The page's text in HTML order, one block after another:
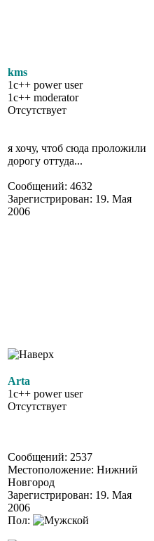
kms
1c++ power user
1c++ moderator
Отсутствует
я хочу, чтоб сюда проложили
дорогу оттуда...
Сообщений: 4632
Зарегистрирован: 19. Мая
2006
Arta
1c++ power user
Отсутствует
Сообщений: 2537
Местоположение: Нижний
Новгород
Зарегистрирован: 19. Мая
2006
Пол: